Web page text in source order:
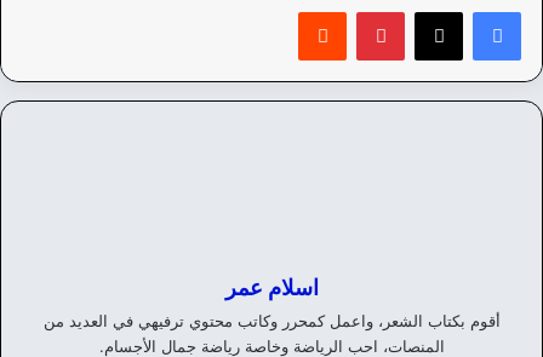
بينتيريست
اسلام عمر
أقوم بكتاب الشعر، واعمل كمحرر وكاتب محتوي ترفيهي في العديد من
المنصات، احب الرياضة وخاصة رياضة جمال الأجسام.